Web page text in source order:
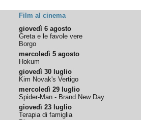
Film al cinema
giovedì 6 agosto
Greta e le favole vere
Borgo
mercoledì 5 agosto
Hokum
giovedì 30 luglio
Kim Novak's Vertigo
mercoledì 29 luglio
Spider-Man - Brand New Day
giovedì 23 luglio
Terapia di famiglia